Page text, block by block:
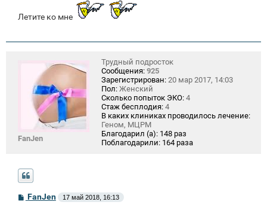
Летите ко мне
FanJen
Трудный подросток
Сообщения: 925
Зарегистрирован: 20 мар 2017, 14:03
Пол: Женский
Сколько попыток ЭКО: 4
Стаж бесплодия: 4
В каких клиниках проводилось лечение:
Геном, МЦРМ
Благодарил (а): 148 раз
Поблагодарили: 164 раза
СFanJen 17 май 2018, 16:13